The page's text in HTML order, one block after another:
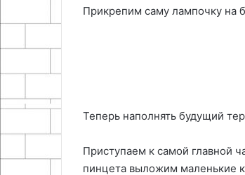
Прикрепим саму лампочку на
Теперь наполнять будущий
Приступаем к самой главной
пинцета выложим маленькие